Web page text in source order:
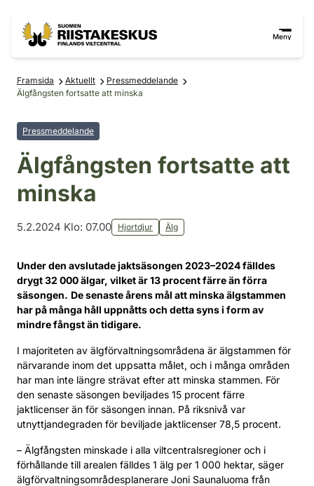
Meny
Framsida Aktuellt
Pressmeddelande
Älgfångsten fortsatte att minska
Pressmeddelande
Älgfångsten fortsatte att
minska
5.2.2024 Klo: 07.00 Hjortdjur Älg
Under den avslutade jaktsäsongen 2023–2024 fälldes
drygt 32 000 älgar, vilket är 13 procent färre än förra
säsongen. De senaste årens mål att minska älgstammen
har på många håll uppnåtts och detta syns i form av
mindre fångst än tidigare.
I majoriteten av älgförvaltningsområdena är älgstammen för
närvarande inom det uppsatta målet, och i många områden
har man inte längre strävat efter att minska stammen. För
den senaste säsongen beviljades 15 procent färre
jaktlicenser än för säsongen innan. På riksnivå var
utnyttjandegraden för beviljade jaktlicenser 78,5 procent.
– Älgfångsten minskade i alla viltcentralsregioner och i
förhållande till arealen fälldes 1 älg per 1 000 hektar, säger
älgförvaltningsområdesplanerare Joni Saunaluoma från